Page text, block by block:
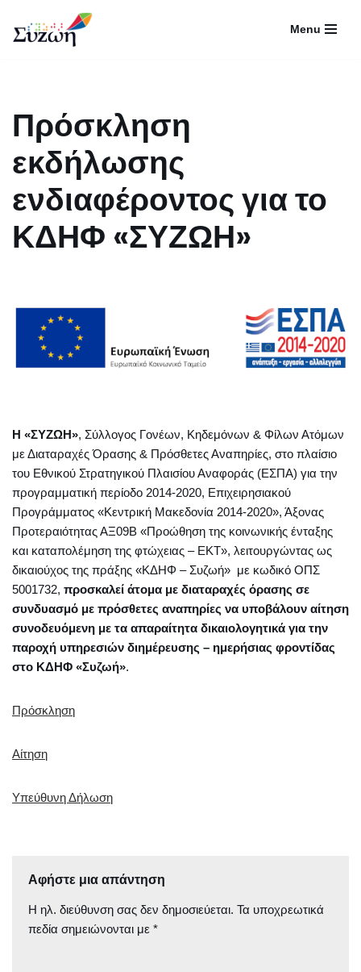
Μεταπηδήστε
Menu
Πρόσκληση
εκδήλωσης
ενδιαφέροντος για το
ΚΔΗΦ «ΣΥΖΩΗ»
Η «ΣΥΖΩΗ», Σύλλογος Γονέων, Κηδεμόνων & Φίλων Ατόμων
με Διαταραχές Όρασης & Πρόσθετες Αναπηρίες, στο πλαίσιο
του Εθνικού Στρατηγικού Πλαισίου Αναφοράς (ΕΣΠΑ) για την
προγραμματική περίοδο 2014-2020, Επιχειρησιακού
Προγράμματος «Κεντρική Μακεδονία 2014-2020», Άξονας
Προτεραιότητας ΑΞ09Β «Προώθηση της κοινωνικής ένταξης
και καταπολέμηση της φτώχειας – ΕΚΤ», λειτουργώντας ως
δικαιούχος της πράξης «ΚΔΗΦ – Συζωή» με κωδικό ΟΠΣ
5001732, προσκαλεί άτομα με διαταραχές όρασης σε
συνδυασμό με πρόσθετες αναπηρίες να υποβάλουν αίτηση
συνοδευόμενη με τα απαραίτητα δικαιολογητικά για την
παροχή υπηρεσιών διημέρευσης – ημερήσιας φροντίδας
στο ΚΔΗΦ «Συζωή».
Πρόσκληση
Αίτηση
Υπεύθυνη Δήλωση
Αφήστε μια απάντηση
Η ηλ. διεύθυνση σας δεν δημοσιεύεται. Τα υποχρεωτικά
πεδία σημειώνονται με *